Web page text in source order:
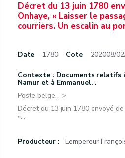
Décret du 13 juin 1780
Onhaye, « Laisser le
courriers. Un escalin au
Date 1780 Cote 202008/
Contexte : Documents relatifs
Namur et à Emmanuel...
Poste belge.
Décret du 13 juin 1780 envoyé
«...
Producteur : Lempereur